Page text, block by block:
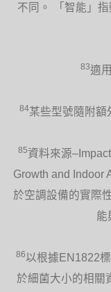
不同。 「智能」
83適
84某些型號隨附額
85資料來源
Growth and Indoor
於空調設備的實際
能
86以根據EN1822
於細菌大小的相關